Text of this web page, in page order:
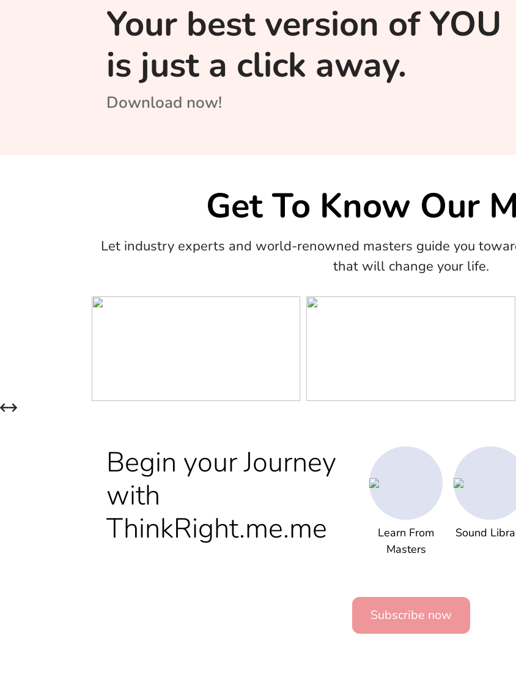
Your best version of YOU
is just a click away.
Download now!
Get To Know Our
Let industry experts and world-renowned masters guide you
that will change your life.
Begin your Journey
with
ThinkRight.me.me
Learn From
Masters
Sound
Subscribe now